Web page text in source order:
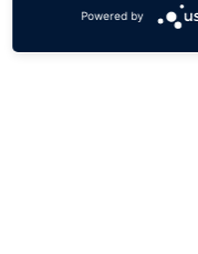
Powered by